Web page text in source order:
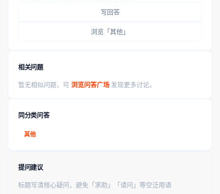
写回答
浏览「其他」
相关问题
暂无相似问题，可 浏览问答广场 发现更多讨论。
同分类问答
其他
提问建议
标题写清核心疑问，避免「求助」「请问」等空泛用语